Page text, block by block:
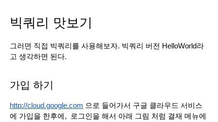
빅쿼리 맛보기
그러면 직접 빅쿼리를 사용해보자. 빅쿼리 버전 HelloWorld라
고 생각하면 된다.
가입 하기
http://cloud.google.com 으로 들어가서 구글 클라우드 서비스
에 가입을 한후에,  로그인을 해서 아래 그림 처럼 결재 메뉴에